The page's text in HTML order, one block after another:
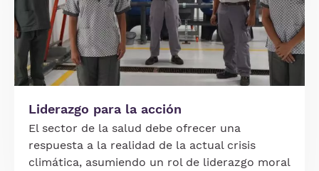
Liderazgo para la acción
El sector de la salud debe ofrecer una
respuesta a la realidad de la actual crisis
climática, asumiendo un rol de liderazgo moral